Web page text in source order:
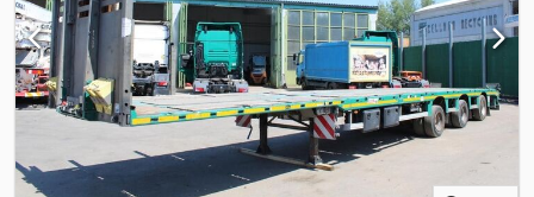
Gömbnyak, hossza kb. 3 900 mm. A gömbnyak hidraulikusan
emelhető/süllyeszthető és behúzható. * Megengedett nyerges
teher: 23 000 kg. * Hátsó futómű: Rövid kivitelű hátsó futómű, zárt
külső vázzal és gyémántmintás lemezborítással. A futóműben
kotrógéplap található, amely a hátsó felében zárt, a légtartályok
elhelyezésére szolgál. * 2 pár kifelé csukló rögzítőgyűrű (LC 5 000
daN). * 1 pár kifelé csukló rögzítőgyűrű (LC 10 000 daN). *